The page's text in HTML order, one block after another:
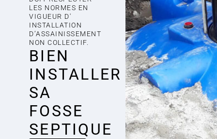
LES NORMES EN
VIGUEUR D'
INSTALLATION
D’ASSAINISSEMENT
NON COLLECTIF.
BIEN
INSTALLER
SA
FOSSE
SEPTIQUE